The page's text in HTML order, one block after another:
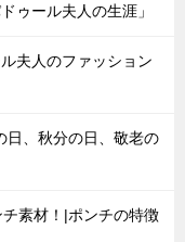
ゥール夫人の生涯」
夫人のファッション
日、秋分の日、敬老の
素材！|ポンチの特徴